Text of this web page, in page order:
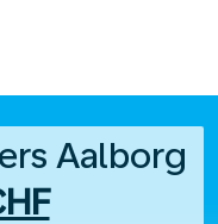
Aalborg